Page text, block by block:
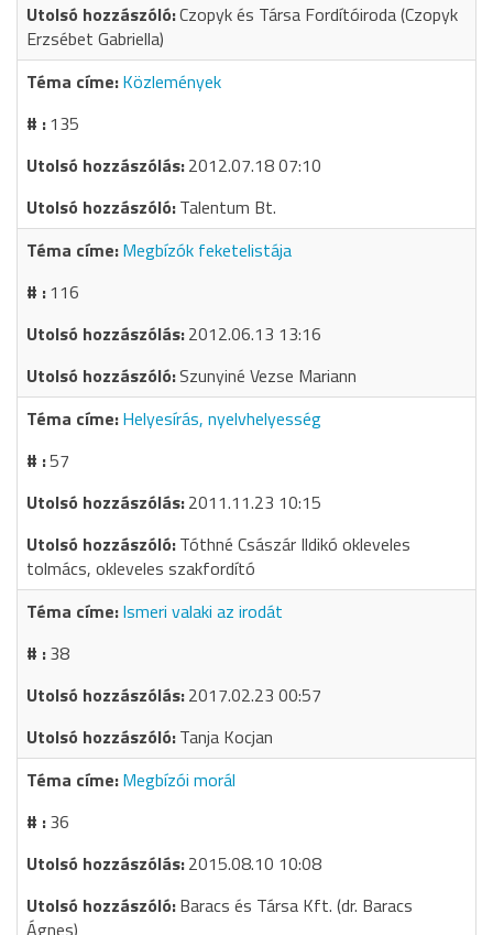
Czopyk és Társa Fordítóiroda (Czopyk
Erzsébet Gabriella)
Közlemények
135
2012.07.18 07:10
Talentum Bt.
Megbízók feketelistája
116
2012.06.13 13:16
Szunyiné Vezse Mariann
Helyesírás, nyelvhelyesség
57
2011.11.23 10:15
Tóthné Császár Ildikó okleveles
tolmács, okleveles szakfordító
Ismeri valaki az irodát
38
2017.02.23 00:57
Tanja Kocjan
Megbízói morál
36
2015.08.10 10:08
Baracs és Társa Kft. (dr. Baracs
Ágnes)